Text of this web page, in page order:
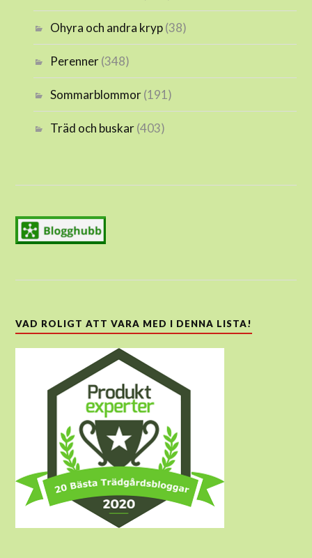
Ohyra och andra kryp(38)
Perenner(348)
Sommarblommor(191)
Träd och buskar(403)
VAD ROLIGT ATT VARA MED I DENNA LISTA!